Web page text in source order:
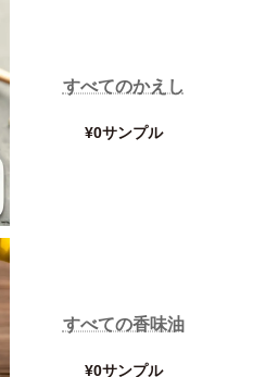
すべてのかえし
¥0サンプル
すべての香味油
¥0サンプル